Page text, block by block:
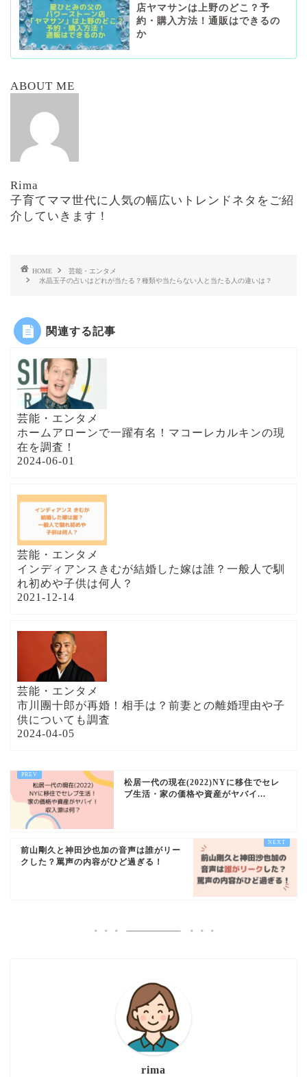
店ヤマサンは上野のどこ？予
約・購入方法！通販はできるの
か
ABOUT ME
Rima
子育てママ世代に人気の幅広いトレンドネタをご紹
介していきます！
HOME
芸能・エンタメ
水晶玉子の占いはどれが当たる？種類や当たらない人と当たる人の違いは？
関連する記事
芸能・エンタメ
ホームアローンで一躍有名！マコーレカルキンの現
在を調査！
2024-06-01
芸能・エンタメ
インディアンスきむが結婚した嫁は誰？一般人で馴
れ初めや子供は何人？
2021-12-14
芸能・エンタメ
市川團十郎が再婚！相手は？前妻との離婚理由や子
供についても調査
2024-04-05
松居一代の現在(2022)NYに移住でセレ
ブ生活・家の価格や資産がヤバイ...
前山剛久と神田沙也加の音声は誰がリー
クした？罵声の内容がひど過ぎる！
rima